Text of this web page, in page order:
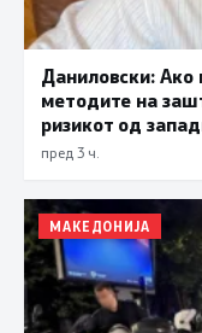
Даниловски: Ако
методите на
ризикот од
пред 3 ч.
МАКЕДОНИЈА